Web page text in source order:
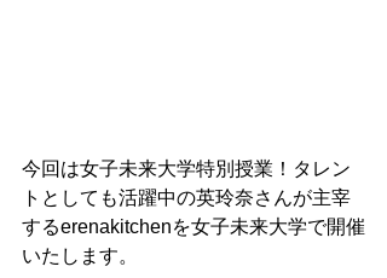
今回は女子未来大学特別授業！タレン
トとしても活躍中の英玲奈さんが主宰
するerenakitchenを女子未来大学で開催
いたします。